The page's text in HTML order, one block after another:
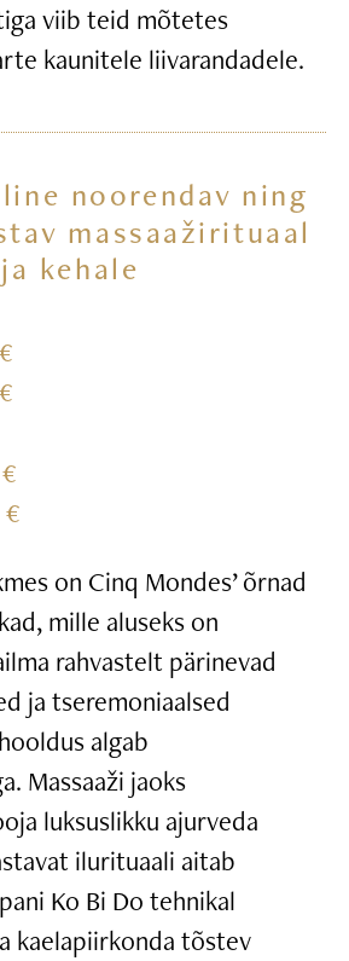
viib teid mõtetes
kaunitele liivarandadele.
noorendav ning
massaažirituaal
kehale
€
on Cinq Mondes’ õrnad
mille aluseks on
rahvastelt pärinevad
ja tseremoniaalsed
algab
Massaaži jaoks
luksuslikku ajurveda
ilurituaali aitab
Ko Bi Do tehnikal
kaelapiirkonda tõstev